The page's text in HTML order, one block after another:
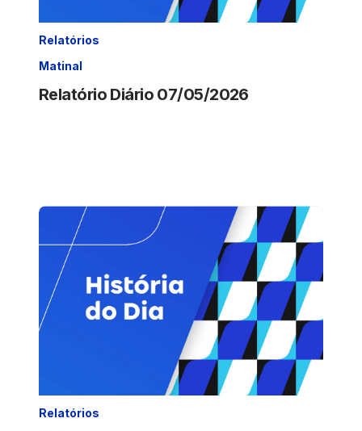
Relatórios
Matinal
Relatório Diário 07/05/2026
Relatórios